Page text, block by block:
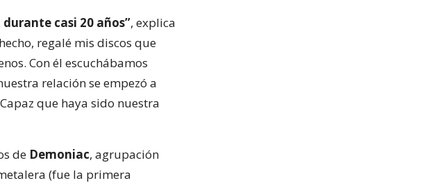
casi 20 años”, explica
hecho, regalé mis discos que
Con él escuchábamos
relación se empezó a
que haya sido nuestra
de Demoniac, agrupación
(fue la primera